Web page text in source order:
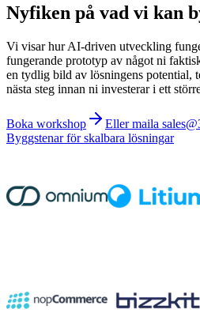
Nyfiken på vad vi kan
Vi visar hur AI-driven utveckling
fungerande prototyp av något ni
en tydlig bild av lösningens potential,
nästa steg innan ni investerar i ett
Boka workshop
Eller maila
Byggstenar för skalbara lösningar